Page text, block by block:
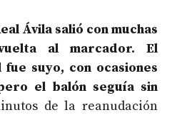
Ávila salió con muchas
al marcador. El
suyo, con ocasiones
el balón seguía sin
de la reanudación